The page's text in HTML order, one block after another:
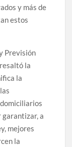
y más de
estos
Previsión
la
la
garantizar, a
mejores
la